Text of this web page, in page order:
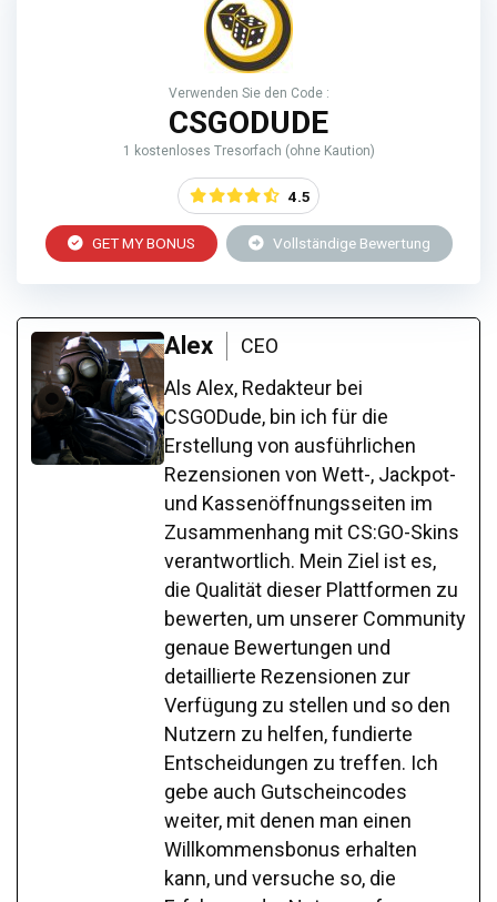
Verwenden Sie den Code :
CSGODUDE
1 kostenloses Tresorfach (ohne Kaution)
4.5
GET MY BONUS Vollständige Bewertung
Alex
CEO
Als Alex, Redakteur bei
CSGODude, bin ich für die
Erstellung von ausführlichen
Rezensionen von Wett-, Jackpot-
und Kassenöffnungsseiten im
Zusammenhang mit CS:GO-Skins
verantwortlich. Mein Ziel ist es,
die Qualität dieser Plattformen zu
bewerten, um unserer Community
genaue Bewertungen und
detaillierte Rezensionen zur
Verfügung zu stellen und so den
Nutzern zu helfen, fundierte
Entscheidungen zu treffen. Ich
gebe auch Gutscheincodes
weiter, mit denen man einen
Willkommensbonus erhalten
kann, und versuche so, die